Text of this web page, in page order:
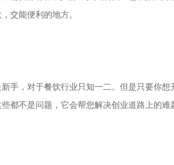
交能便利的地方。
手，对于餐饮行业只知一二。但是只要你
都不是问题，它会帮您解决创业道路上的难